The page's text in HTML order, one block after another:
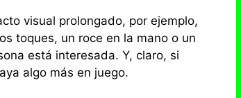
visual prolongado, por ejemplo,
toques, un roce en la mano o un
está interesada. Y, claro, si
algo más en juego.